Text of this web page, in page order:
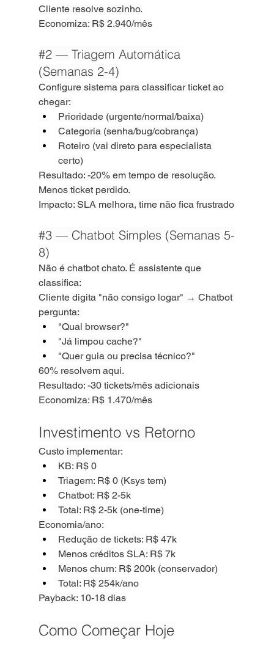
Cliente resolve sozinho.
Economiza: R$ 2.940/mês
#2 — Triagem Automática
(Semanas 2-4)
Configure sistema para classificar ticket ao
chegar:
Prioridade (urgente/normal/baixa)
Categoria (senha/bug/cobrança)
Roteiro (vai direto para especialista
certo)
Resultado: -20% em tempo de resolução.
Menos ticket perdido.
Impacto: SLA melhora, time não fica frustrado
#3 — Chatbot Simples (Semanas 5-
8)
Não é chatbot chato. É assistente que
classifica:
Cliente digita "não consigo logar" → Chatbot
pergunta:
"Qual browser?"
"Já limpou cache?"
"Quer guia ou precisa técnico?"
60% resolvem aqui.
Resultado: -30 tickets/mês adicionais
Economiza: R$ 1.470/mês
Investimento vs Retorno
Custo implementar:
KB: R$ 0
Triagem: R$ 0 (Ksys tem)
Chatbot: R$ 2-5k
Total: R$ 2-5k (one-time)
Economia/ano:
Redução de tickets: R$ 47k
Menos créditos SLA: R$ 7k
Menos churn: R$ 200k (conservador)
Total: R$ 254k/ano
Payback: 10-18 dias
Como Começar Hoje